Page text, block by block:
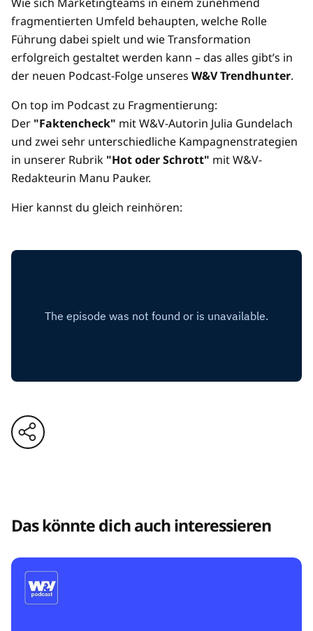
fragmentierten Umfeld behaupten, welche Rolle
Führung dabei spielt und wie Transformation
erfolgreich gestaltet werden kann – das alles gibt’s in
der neuen Podcast-Folge unseres W&V Trendhunter.
On top im Podcast zu Fragmentierung:
Der "Faktencheck" mit W&V-Autorin Julia Gundelach
und zwei sehr unterschiedliche Kampagnenstrategien
in unserer Rubrik "Hot oder Schrott" mit W&V-
Redakteurin Manu Pauker.
Hier kannst du gleich reinhören:
Das könnte dich auch interessieren